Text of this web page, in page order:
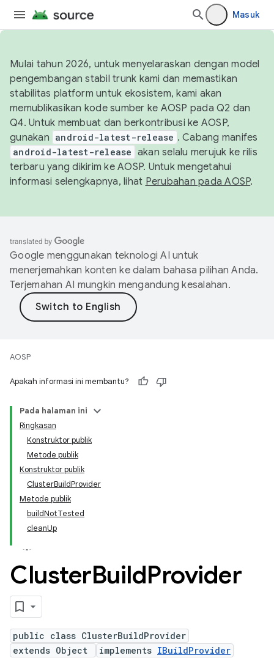
Masuk
Mulai tahun 2026, untuk menyelaraskan dengan model
pengembangan stabil trunk kami dan memastikan
stabilitas platform untuk ekosistem, kami akan
memublikasikan kode sumber ke AOSP pada Q2 dan
Q4. Untuk membuat dan berkontribusi ke AOSP,
gunakan android-latest-release . Cabang manifes
android-latest-release akan selalu merujuk ke rilis
terbaru yang dikirim ke AOSP. Untuk mengetahui
informasi selengkapnya, lihat Perubahan pada AOSP.
Google menggunakan teknologi AI untuk
menerjemahkan konten ke dalam bahasa pilihan Anda.
Terjemahan AI mungkin mengandung kesalahan.
AOSP
Apakah informasi ini membantu?
Pada halaman ini
Ringkasan
Konstruktor publik
Metode publik
Konstruktor publik
ClusterBuildProvider
Metode publik
buildNotTested
cleanUp
ClusterBuildProvider
public class ClusterBuildProvider
extends Object
implements IBuildProvider